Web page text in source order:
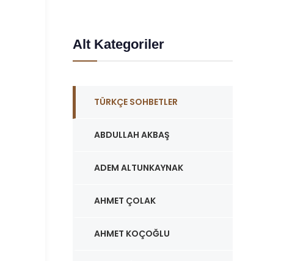
Alt Kategoriler
TÜRKÇE SOHBETLER
ABDULLAH AKBAŞ
ADEM ALTUNKAYNAK
AHMET ÇOLAK
AHMET KOÇOĞLU